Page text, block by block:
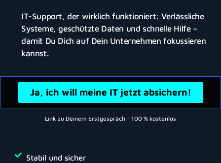
IT-Support, der wirklich funktioniert: Verlässliche
Systeme, geschützte Daten und schnelle Hilfe –
damit Du Dich auf Dein Unternehmen fokussieren
kannst.
Ja, ich will meine IT jetzt absichern!
Link zu Deinem Erstgespräch - 100 % kostenlos
Stabil und sicher